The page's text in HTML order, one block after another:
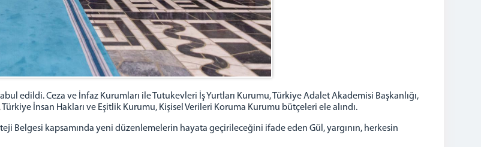
edildi. Ceza ve İnfaz Kurumları ile Tutukevleri İş Yurtları Kurumu, Türkiye Adalet Akademisi Başkanlığı,
İnsan Hakları ve Eşitlik Kurumu, Kişisel Verileri Koruma Kurumu bütçeleri ele alındı.
Belgesi kapsamında yeni düzenlemelerin hayata geçirileceğini ifade eden Gül, yargının, herkesin